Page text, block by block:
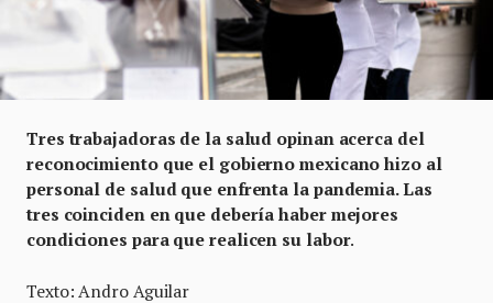
Tres trabajadoras de la salud opinan acerca del
reconocimiento que el gobierno mexicano hizo al
personal de salud que enfrenta la pandemia. Las
tres coinciden en que debería haber mejores
condiciones para que realicen su labor.
Texto: Andro Aguilar